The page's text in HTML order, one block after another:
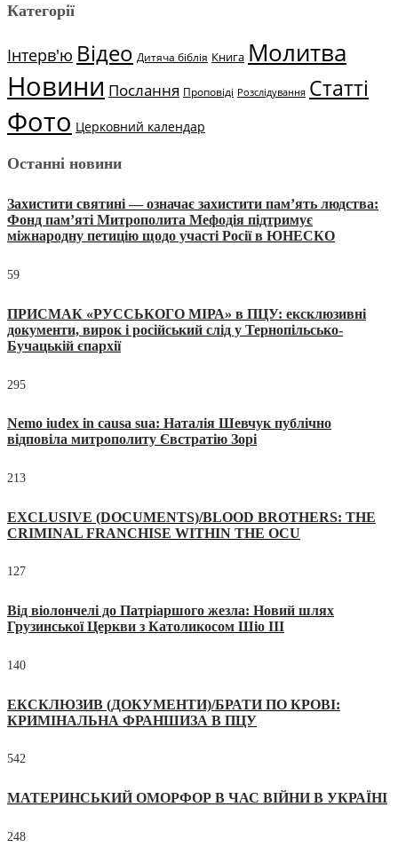
Категорії
Інтерв'ю Відео Дитяча біблія Книга Молитва
Новини Послання Проповіді Розслідування Статті
Фото Церковний календар
Останні новини
Захистити святині — означає захистити пам’ять людства:
Фонд пам’яті Митрополита Мефодія підтримує
міжнародну петицію щодо участі Росії в ЮНЕСКО
59
ПРИСМАК «РУССЬКОГО МІРА» в ПЦУ: ексклюзивні
документи, вирок і російський слід у Тернопільсько-
Бучацькій єпархії
295
Nemo iudex in causa sua: Наталія Шевчук публічно
відповіла митрополиту Євстратію Зорі
213
EXCLUSIVE (DOCUMENTS)/BLOOD BROTHERS: THE
CRIMINAL FRANCHISE WITHIN THE OCU
127
Від віолончелі до Патріаршого жезла: Новий шлях
Грузинської Церкви з Католикосом Шіо III
140
ЕКСКЛЮЗИВ (ДОКУМЕНТИ)/БРАТИ ПО КРОВІ:
КРИМІНАЛЬНА ФРАНШИЗА В ПЦУ
542
МАТЕРИНСЬКИЙ ОМОРФОР В ЧАС ВІЙНИ В УКРАЇНІ
248